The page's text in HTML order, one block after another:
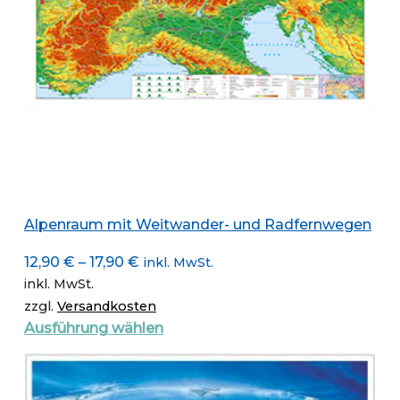
Alpenraum mit Weitwander- und Radfernwegen
12,90 € – 17,90 € inkl. MwSt.
inkl. MwSt.
zzgl. Versandkosten
Ausführung wählenDieses
mehrere